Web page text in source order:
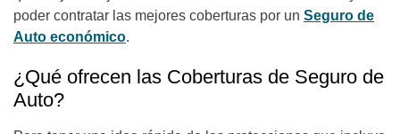
poder contratar las mejores coberturas por un Seguro de
Auto económico.
¿Qué ofrecen las Coberturas de Seguro de
Auto?